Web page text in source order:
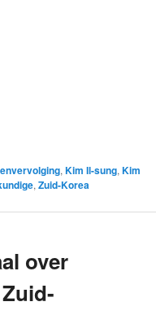
, Kim Il-sung, Kim
, Zuid-Korea
over